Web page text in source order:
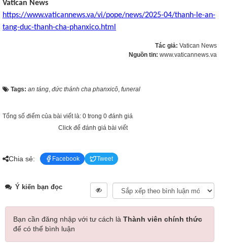
Vatican News
https://www.vaticannews.va/vi/pope/news/2025-04/thanh-le-an-
tang-duc-thanh-cha-phanxico.html
Tác giả: Vatican News
Nguồn tin: www.vaticannews.va
Tags: an táng, đức thánh cha phanxicô, funeral
Tổng số điểm của bài viết là: 0 trong 0 đánh giá
Click để đánh giá bài viết
Chia sẻ: Facebook Tweet
Ý kiến bạn đọc
Bạn cần đăng nhập với tư cách là Thành viên chính thức
để có thể bình luận